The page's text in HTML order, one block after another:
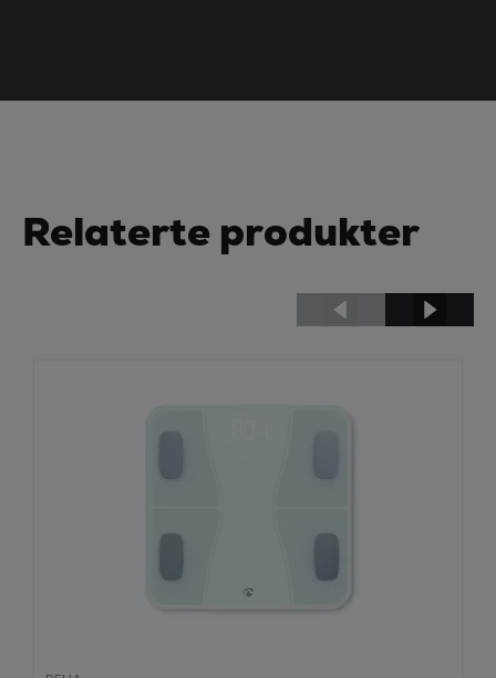
Relaterte produkter